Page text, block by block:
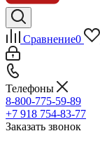
Сравнение0
Телефоны
8-800-775-59-89
+7 918 754-83-77
Заказать звонок